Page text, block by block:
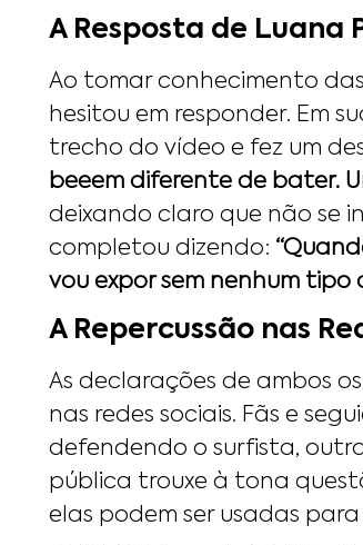
A Resposta de Luana
Ao tomar conhecimento
hesitou em responder. Em
trecho do vídeo e fez um
beeem diferente de bater.
deixando claro que não se
completou dizendo:
vou expor sem nenhum tipo
A Repercussão nas
As declarações de ambos
nas redes sociais. Fãs e
defendendo o surfista,
pública trouxe à tona
elas podem ser usadas